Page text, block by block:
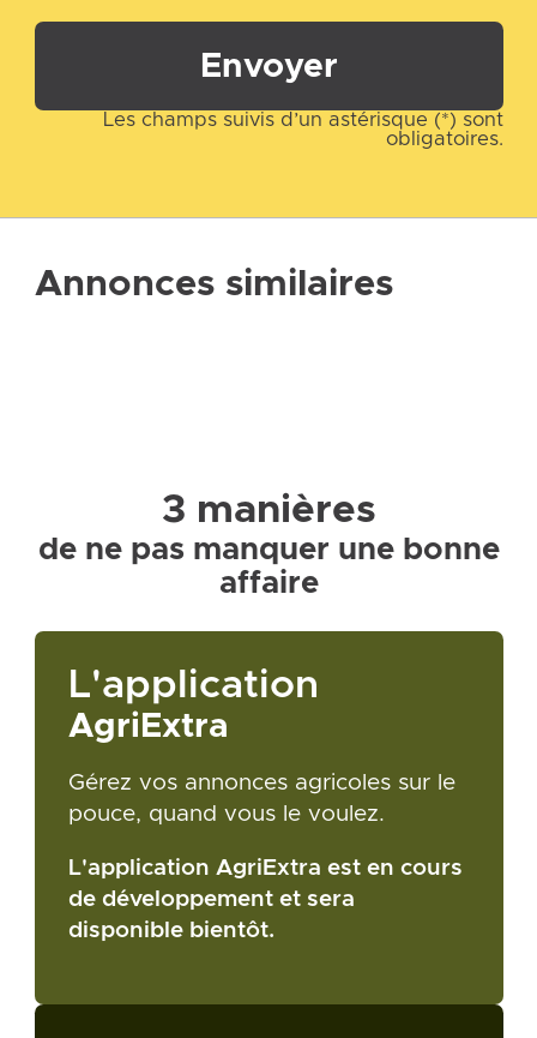
Envoyer
Les champs suivis d’un astérisque (*) sont
obligatoires.
Annonces similaires
3 manières
de ne pas manquer une bonne
affaire
L'application
AgriExtra
Gérez vos annonces agricoles sur le
pouce, quand vous le voulez.
L'application AgriExtra est en cours
de développement et sera
disponible bientôt.